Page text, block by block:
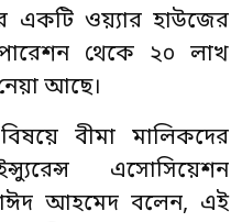
একটি ওয়্যার হাউজের
থেকে ২০ লাখ
আছে।
বীমা মালিকদের
এসোসিয়েশন
আহমেদ বলেন, এই